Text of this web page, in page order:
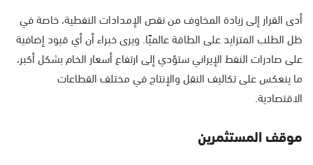
أدى القرار إلى زيادة المخاوف من نقص الإمدادات النفطية، خاصة في
ظل الطلب المتزايد على الطاقة عالميًا. ويرى خبراء أن أي قيود إضافية
على صادرات النفط الإيراني ستؤدي إلى ارتفاع أسعار الخام بشكل أكبر،
ما ينعكس على تكاليف النقل والإنتاج في مختلف القطاعات
الاقتصادية.
موقف المستثمرين